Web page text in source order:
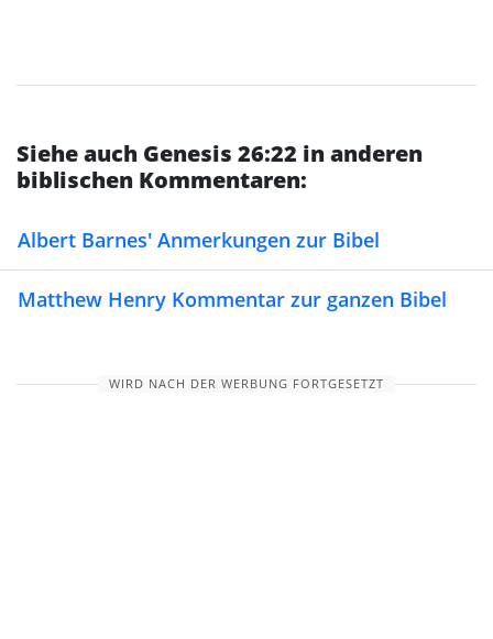
Siehe auch Genesis 26:22 in anderen
biblischen Kommentaren:
Albert Barnes' Anmerkungen zur Bibel
Matthew Henry Kommentar zur ganzen Bibel
WIRD NACH DER WERBUNG FORTGESETZT